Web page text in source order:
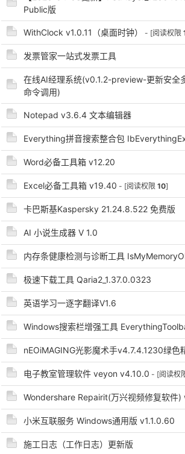
爱
破
解
Public版
WithClock v1.0.11（桌面时钟） - [阅读权限
发票管家一站式发票工具
在线AI经理系统(v0.1.2-preview-更新安全
命令调用)
Notepad v3.6.4 文本编辑器
Everything拼音搜索整合包
Word必备工具箱 v12.20
Excel必备工具箱 v19.40 - [阅读权限 10]
卡巴斯基Kaspersky 21.24.8.522 免费版
AI 小说生成器 V 1.0
内存条健康检测与诊断工具
极速下载工具 Qaria2_1.37.0.0323
英语学习一逐字翻译V1.6
Windows搜索栏增强工具
nEOiMAGING光影魔术手v4.7.4.1230绿色
电子教室管理软件 veyon v4.10.0 - [阅读权
Wondershare Repairit(万兴视频修复软件)
小米互联服务 Windows通用版 v1.1.0.60
施工日志（工作日志）更新版